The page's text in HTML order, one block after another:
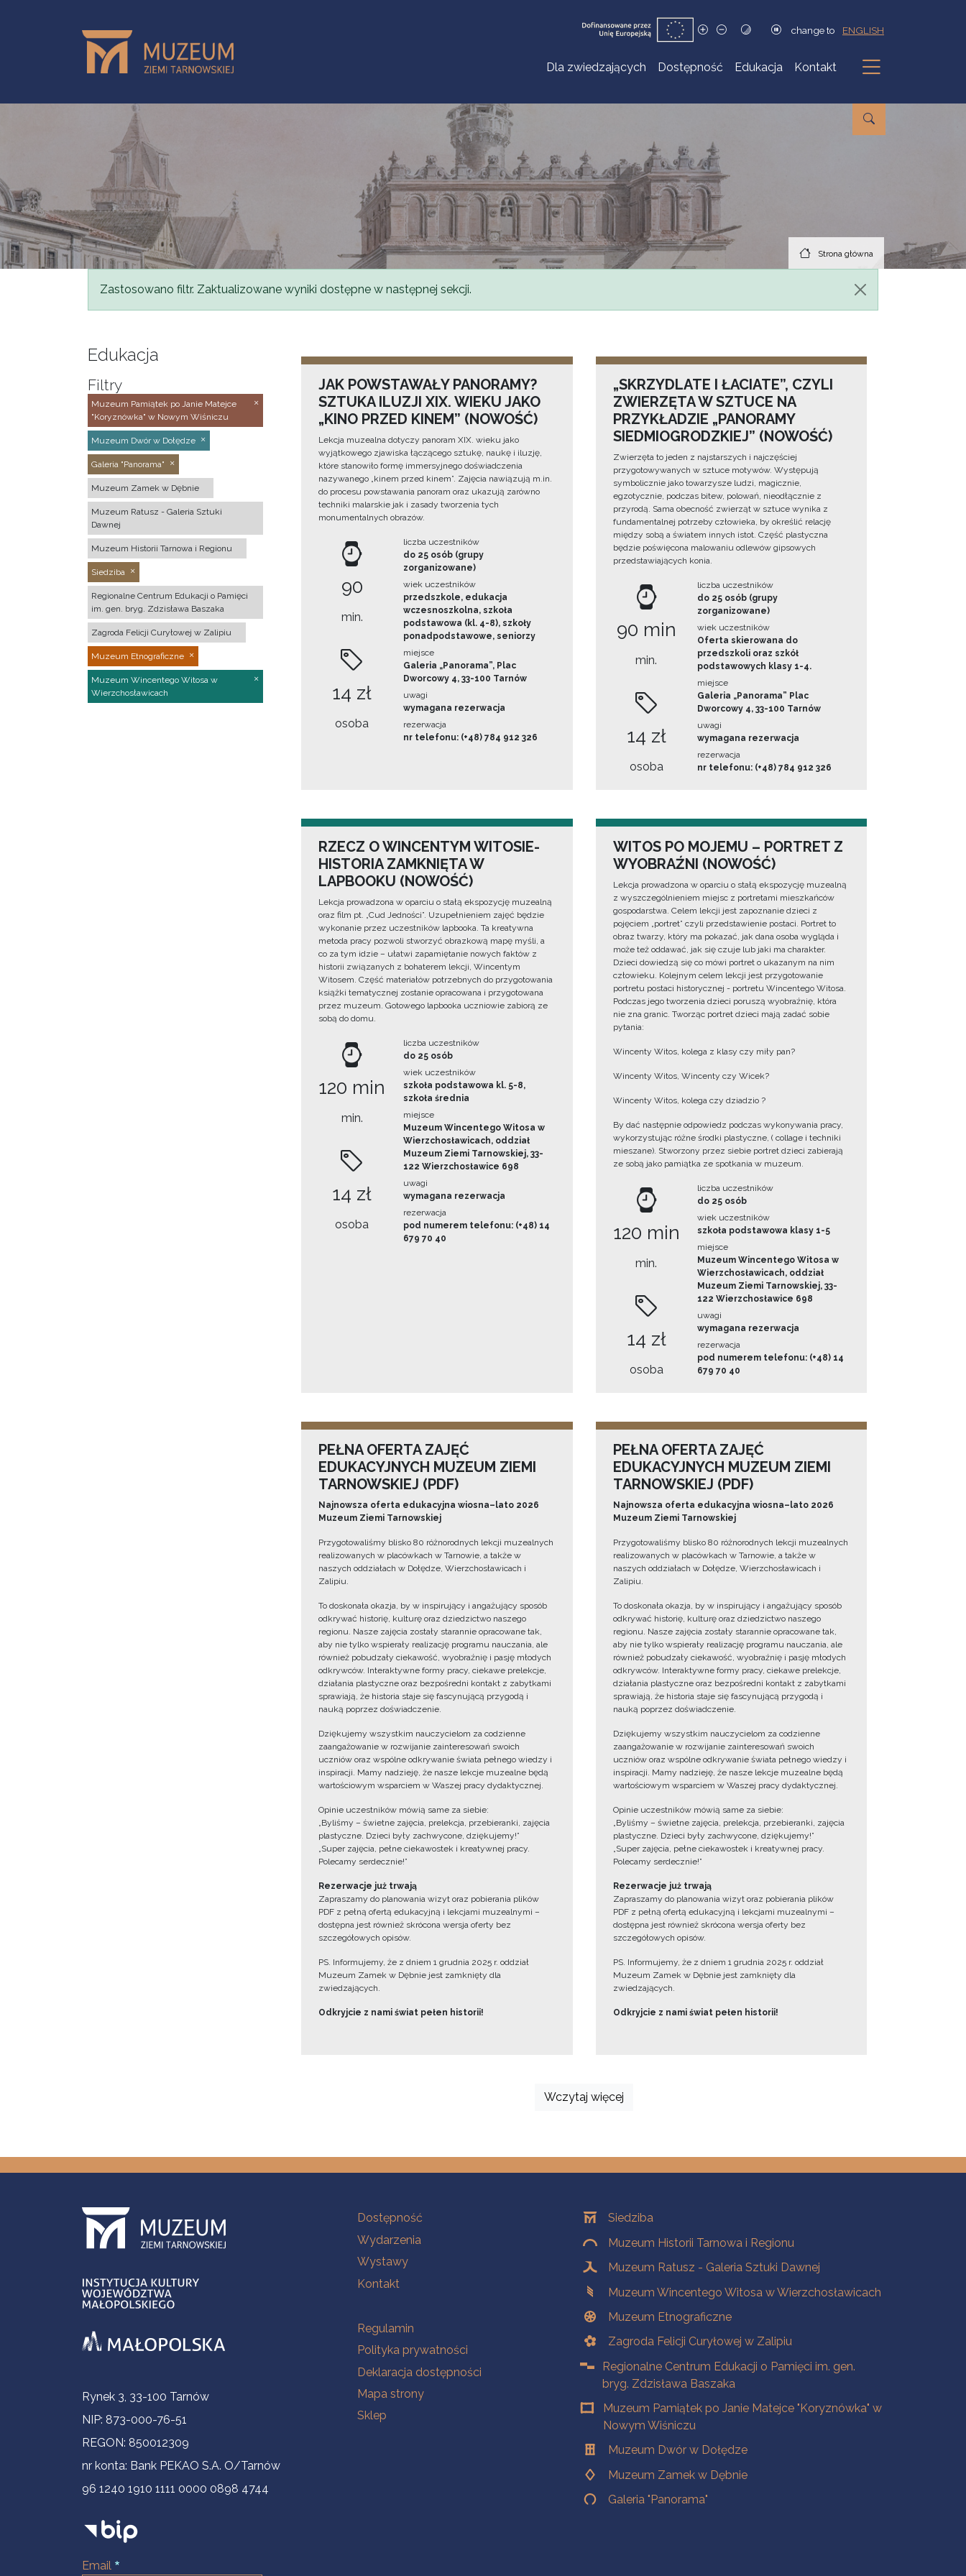
change to ENGLISH
Dla zwiedzających Dostępność Edukacja Kontakt
Podmenu
Strona główna
Komunikat
Zastosowano filtr. Zaktualizowane wyniki dostępne w następnej sekcji.
Edukacja
Filtry
Muzeum Pamiątek po Janie Matejce
"Koryznówka" w Nowym Wiśniczu
Muzeum Dwór w Dołędze
Galeria "Panorama"
Muzeum Zamek w Dębnie
Muzeum Ratusz - Galeria Sztuki
Dawnej
Muzeum Historii Tarnowa i Regionu
Siedziba
Regionalne Centrum Edukacji o Pamięci
im. gen. bryg. Zdzisława Baszaka
Zagroda Felicji Curyłowej w Zalipiu
Muzeum Etnograficzne
Muzeum Wincentego Witosa w
Wierzchosławicach
JAK POWSTAWAŁY PANORAMY?
SZTUKA ILUZJI XIX. WIEKU JAKO
„KINO PRZED KINEM” (NOWOŚĆ)
Lekcja muzealna dotyczy panoram XIX. wieku jako
wyjątkowego zjawiska łączącego sztukę, naukę i iluzję,
które stanowiło formę immersyjnego doświadczenia
nazywanego „kinem przed kinem”. Zajęcia nawiązują m.in.
do procesu powstawania panoram oraz ukazują zarówno
techniki malarskie jak i zasady tworzenia tych
monumentalnych obrazów.
90
min.
14 zł
osoba
liczba uczestników
do 25 osób (grupy
zorganizowane)
wiek uczestników
przedszkole, edukacja
wczesnoszkolna, szkoła
podstawowa (kl. 4-8), szkoły
ponadpodstawowe, seniorzy
miejsce
Galeria „Panorama”, Plac
Dworcowy 4, 33-100 Tarnów
uwagi
wymagana rezerwacja
rezerwacja
nr telefonu: (+48) 784 912 326
„SKRZYDLATE I ŁACIATE”, CZYLI
ZWIERZĘTA W SZTUCE NA
PRZYKŁADZIE „PANORAMY
SIEDMIOGRODZKIEJ” (NOWOŚĆ)
Zwierzęta to jeden z najstarszych i najczęściej
przygotowywanych w sztuce motywów. Występują
symbolicznie jako towarzysze ludzi, magicznie,
egzotycznie, podczas bitew, polowań, nieodłącznie z
przyrodą. Sama obecność zwierząt w sztuce wynika z
fundamentalnej potrzeby człowieka, by określić relację
między sobą a światem innych istot. Część plastyczna
będzie poświęcona malowaniu odlewów gipsowych
przedstawiających konia.
90 min
min.
14 zł
osoba
liczba uczestników
do 25 osób (grupy
zorganizowane)
wiek uczestników
Oferta skierowana do
przedszkoli oraz szkół
podstawowych klasy 1-4.
miejsce
Galeria „Panorama” Plac
Dworcowy 4, 33-100 Tarnów
uwagi
wymagana rezerwacja
rezerwacja
nr telefonu: (+48) 784 912 326
RZECZ O WINCENTYM WITOSIE-
HISTORIA ZAMKNIĘTA W
LAPBOOKU (NOWOŚĆ)
Lekcja prowadzona w oparciu o stałą ekspozycję muzealną
oraz film pt. „Cud Jedności”. Uzupełnieniem zajęć będzie
wykonanie przez uczestników lapbooka. Ta kreatywna
metoda pracy pozwoli stworzyć obrazkową mapę myśli, a
co za tym idzie – ułatwi zapamiętanie nowych faktów z
historii związanych z bohaterem lekcji, Wincentym
Witosem. Część materiałów potrzebnych do przygotowania
książki tematycznej zostanie opracowana i przygotowana
przez muzeum. Gotowego lapbooka uczniowie zabiorą ze
sobą do domu.
120 min
min.
14 zł
osoba
liczba uczestników
do 25 osób
wiek uczestników
szkoła podstawowa kl. 5-8,
szkoła średnia
miejsce
Muzeum Wincentego Witosa w
Wierzchosławicach, oddział
Muzeum Ziemi Tarnowskiej, 33-
122 Wierzchosławice 698
uwagi
wymagana rezerwacja
rezerwacja
pod numerem telefonu: (+48) 14
679 70 40
WITOS PO MOJEMU – PORTRET Z
WYOBRAŹNI (NOWOŚĆ)
Lekcja prowadzona w oparciu o stałą ekspozycję muzealną
z wyszczególnieniem miejsc z portretami mieszkańców
gospodarstwa. Celem lekcji jest zapoznanie dzieci z
pojęciem „portret” czyli przedstawienie postaci. Portret to
obraz twarzy, który ma pokazać, jak dana osoba wygląda i
może też oddawać, jak się czuje lub jaki ma charakter.
Dzieci dowiedzą się co mówi portret o ukazanym na nim
człowieku. Kolejnym celem lekcji jest przygotowanie
portretu postaci historycznej - portretu Wincentego Witosa.
Podczas jego tworzenia dzieci poruszą wyobraźnię, która
nie zna granic. Tworząc portret dzieci mają zadać sobie
pytania:
Wincenty Witos, kolega z klasy czy miły pan?
Wincenty Witos, Wincenty czy Wicek?
Wincenty Witos, kolega czy dziadzio ?
By dać następnie odpowiedz podczas wykonywania pracy,
wykorzystując różne środki plastyczne, ( collage i techniki
mieszane). Stworzony przez siebie portret dzieci zabierają
ze sobą jako pamiątka ze spotkania w muzeum.
120 min
min.
14 zł
osoba
liczba uczestników
do 25 osób
wiek uczestników
szkoła podstawowa klasy 1-5
miejsce
Muzeum Wincentego Witosa w
Wierzchosławicach, oddział
Muzeum Ziemi Tarnowskiej, 33-
122 Wierzchosławice 698
uwagi
wymagana rezerwacja
rezerwacja
pod numerem telefonu: (+48) 14
679 70 40
PEŁNA OFERTA ZAJĘĆ
EDUKACYJNYCH MUZEUM ZIEMI
TARNOWSKIEJ (PDF)
Najnowsza oferta edukacyjna wiosna–lato 2026
Muzeum Ziemi Tarnowskiej
Przygotowaliśmy blisko 80 różnorodnych lekcji muzealnych
realizowanych w placówkach w Tarnowie, a także w
naszych oddziałach w Dołędze, Wierzchosławicach i
Zalipiu.
To doskonała okazja, by w inspirujący i angażujący sposób
odkrywać historię, kulturę oraz dziedzictwo naszego
regionu. Nasze zajęcia zostały starannie opracowane tak,
aby nie tylko wspierały realizację programu nauczania, ale
również pobudzały ciekawość, wyobraźnię i pasję młodych
odkrywców. Interaktywne formy pracy, ciekawe prelekcje,
działania plastyczne oraz bezpośredni kontakt z zabytkami
sprawiają, że historia staje się fascynującą przygodą i
nauką poprzez doświadczenie.
Dziękujemy wszystkim nauczycielom za codzienne
zaangażowanie w rozwijanie zainteresowań swoich
uczniów oraz wspólne odkrywanie świata pełnego wiedzy i
inspiracji. Mamy nadzieję, że nasze lekcje muzealne będą
wartościowym wsparciem w Waszej pracy dydaktycznej.
Opinie uczestników mówią same za siebie:
„Byliśmy – świetne zajęcia, prelekcja, przebieranki, zajęcia
plastyczne. Dzieci były zachwycone, dziękujemy!”
„Super zajęcia, pełne ciekawostek i kreatywnej pracy.
Polecamy serdecznie!”
Rezerwacje już trwają
Zapraszamy do planowania wizyt oraz pobierania plików
PDF z pełną ofertą edukacyjną i lekcjami muzealnymi –
dostępna jest również skrócona wersja oferty bez
szczegółowych opisów.
PS. Informujemy, że z dniem 1 grudnia 2025 r. oddział
Muzeum Zamek w Dębnie jest zamknięty dla
zwiedzających.
Odkryjcie z nami świat pełen historii!
PEŁNA OFERTA ZAJĘĆ
EDUKACYJNYCH MUZEUM ZIEMI
TARNOWSKIEJ (PDF)
Najnowsza oferta edukacyjna wiosna–lato 2026
Muzeum Ziemi Tarnowskiej
Przygotowaliśmy blisko 80 różnorodnych lekcji muzealnych
realizowanych w placówkach w Tarnowie, a także w
naszych oddziałach w Dołędze, Wierzchosławicach i
Zalipiu.
To doskonała okazja, by w inspirujący i angażujący sposób
odkrywać historię, kulturę oraz dziedzictwo naszego
regionu. Nasze zajęcia zostały starannie opracowane tak,
aby nie tylko wspierały realizację programu nauczania, ale
również pobudzały ciekawość, wyobraźnię i pasję młodych
odkrywców. Interaktywne formy pracy, ciekawe prelekcje,
działania plastyczne oraz bezpośredni kontakt z zabytkami
sprawiają, że historia staje się fascynującą przygodą i
nauką poprzez doświadczenie.
Dziękujemy wszystkim nauczycielom za codzienne
zaangażowanie w rozwijanie zainteresowań swoich
uczniów oraz wspólne odkrywanie świata pełnego wiedzy i
inspiracji. Mamy nadzieję, że nasze lekcje muzealne będą
wartościowym wsparciem w Waszej pracy dydaktycznej.
Opinie uczestników mówią same za siebie:
„Byliśmy – świetne zajęcia, prelekcja, przebieranki, zajęcia
plastyczne. Dzieci były zachwycone, dziękujemy!”
„Super zajęcia, pełne ciekawostek i kreatywnej pracy.
Polecamy serdecznie!”
Rezerwacje już trwają
Zapraszamy do planowania wizyt oraz pobierania plików
PDF z pełną ofertą edukacyjną i lekcjami muzealnymi –
dostępna jest również skrócona wersja oferty bez
szczegółowych opisów.
PS. Informujemy, że z dniem 1 grudnia 2025 r. oddział
Muzeum Zamek w Dębnie jest zamknięty dla
zwiedzających.
Odkryjcie z nami świat pełen historii!
Wczytaj więcej
Informacje kontaktowe
Rynek 3, 33-100 Tarnów
NIP: 873-000-76-51
REGON: 850012309
nr konta: Bank PEKAO S.A. O/Tarnów
96 1240 1910 1111 0000 0898 4744
Email
Na skróty
Dostępność
Wydarzenia
Wystawy
Kontakt
Na skróty
Regulamin
Polityka prywatności
Deklaracja dostępności
Mapa strony
Sklep
OddziałySiedziba
Muzeum Historii Tarnowa i Regionu
Muzeum Ratusz - Galeria Sztuki Dawnej
Muzeum Wincentego Witosa w Wierzchosławicach
Muzeum Etnograficzne
Zagroda Felicji Curyłowej w Zalipiu
Regionalne Centrum Edukacji o Pamięci im. gen.
bryg. Zdzisława Baszaka
Muzeum Pamiątek po Janie Matejce "Koryznówka" w
Nowym Wiśniczu
Muzeum Dwór w Dołędze
Muzeum Zamek w Dębnie
Galeria "Panorama"